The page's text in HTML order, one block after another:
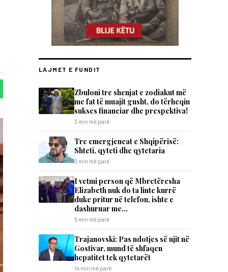
LAJMET E FUNDIT
Zbuloni tre shenjat e zodiakut më
me fat të muajit gusht, do tërheqin
sukses financiar dhe prespektiva!
3 min më parë
Tre emergjencat e Shqipërisë:
Shteti, qyteti dhe qytetaria
3 min më parë
I vetmi person që Mbretëresha
Elizabeth nuk do ta linte kurrë
duke pritur në telefon, ishte e
dashuruar me…
5 min më parë
Trajanovski: Pas ndotjes së ujit në
Gostivar, mund të shfaqen
hepatitet tek qytetarët
14 min më parë